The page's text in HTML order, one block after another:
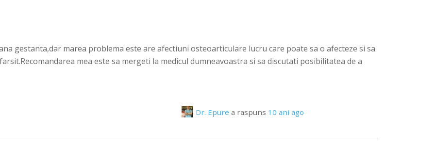
gestanta,dar marea problema este are afectiuni osteoarticulare lucru care poate sa o afecteze si sa
mea este sa mergeti la medicul dumneavoastra si sa discutati posibilitatea de a
Dr. Epure a raspuns 10 ani ago